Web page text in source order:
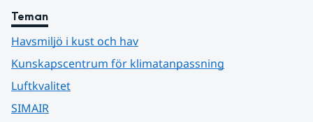
Teman
Havsmiljö i kust och hav
Kunskapscentrum för klimatanpassning
Luftkvalitet
SIMAIR